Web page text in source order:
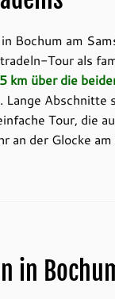
Bochum am
Tour als
km über die
Abschnitte
Tour, die
an der Glocke
in